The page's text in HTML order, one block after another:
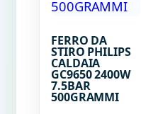
FERRO DA
STIRO PHILIPS
CALDAIA
GC9650 2400W
7.5BAR
500GRAMMI